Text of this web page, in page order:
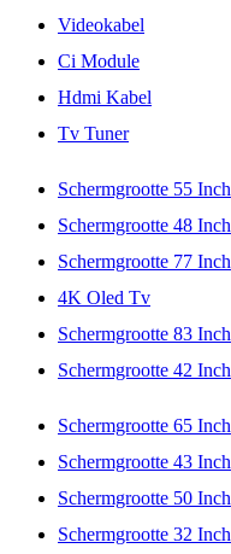
Videokabel
Ci Module
Hdmi Kabel
Tv Tuner
Schermgrootte 55 Inch
Schermgrootte 48 Inch
Schermgrootte 77 Inch
4K Oled Tv
Schermgrootte 83 Inch
Schermgrootte 42 Inch
Schermgrootte 65 Inch
Schermgrootte 43 Inch
Schermgrootte 50 Inch
Schermgrootte 32 Inch